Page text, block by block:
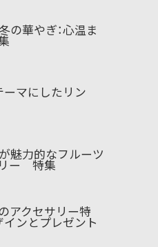
の華やぎ：心温ま
ーマにしたリン
魅力的なフルーツ
ー 特集
アクセサリー特
インとプレゼント